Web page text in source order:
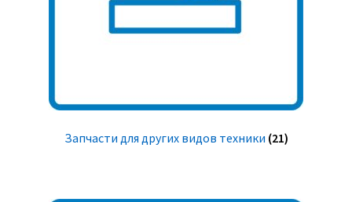
Запчасти для других видов техники (21)